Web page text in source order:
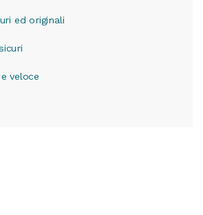
ed originali
veloce